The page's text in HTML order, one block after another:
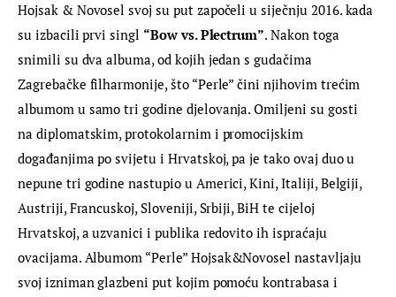
Hojsak & Novosel svoj su put započeli u siječnju 2016. kada
su izbacili prvi singl “Bow vs. Plectrum”. Nakon toga
snimili su dva albuma, od kojih jedan s gudačima
Zagrebačke filharmonije, što “Perle” čini njihovim trećim
albumom u samo tri godine djelovanja. Omiljeni su gosti
na diplomatskim, protokolarnim i promocijskim
događanjima po svijetu i Hrvatskoj, pa je tako ovaj duo u
nepune tri godine nastupio u Americi, Kini, Italiji, Belgiji,
Austriji, Francuskoj, Sloveniji, Srbiji, BiH te cijeloj
Hrvatskoj, a uzvanici i publika redovito ih ispraćaju
ovacijama. Albumom “Perle” Hojsak&Novosel nastavljaju
svoj izniman glazbeni put kojim pomoću kontrabasa i